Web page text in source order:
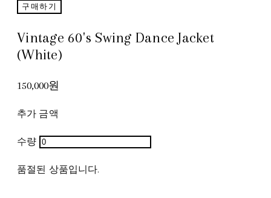
구매하기
Vintage 60's Swing Dance Jacket
(White)
150,000원
추가 금액
수량
품절된 상품입니다.